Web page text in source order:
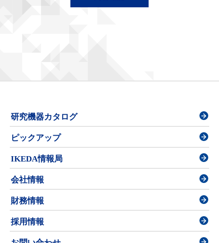
研究機器カタログ
ピックアップ
IKEDA情報局
会社情報
財務情報
採用情報